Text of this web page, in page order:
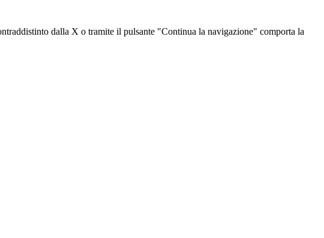
dalla X o tramite il pulsante "Continua la navigazione" comporta la